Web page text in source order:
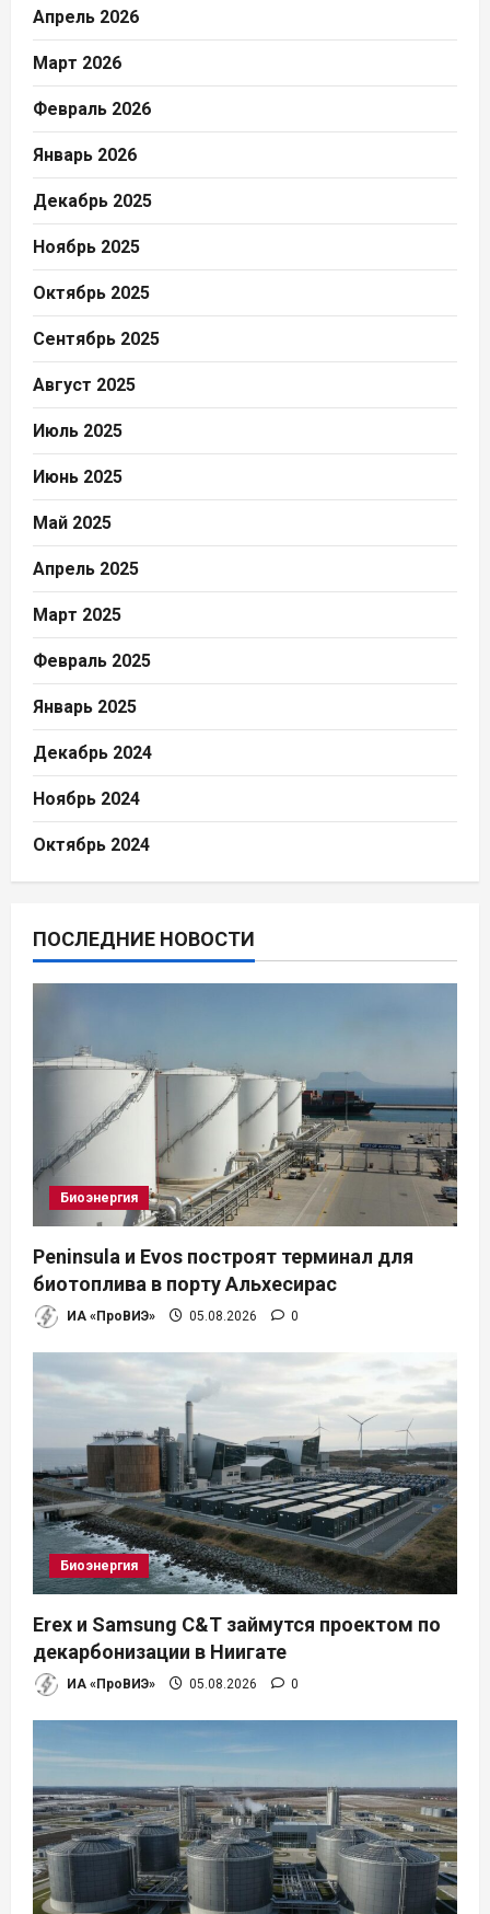
Апрель 2026
Март 2026
Февраль 2026
Январь 2026
Декабрь 2025
Ноябрь 2025
Октябрь 2025
Сентябрь 2025
Август 2025
Июль 2025
Июнь 2025
Май 2025
Апрель 2025
Март 2025
Февраль 2025
Январь 2025
Декабрь 2024
Ноябрь 2024
Октябрь 2024
ПОСЛЕДНИЕ НОВОСТИ
Биоэнергия
Peninsula и Evos построят терминал для
биотоплива в порту Альхесирас
ИА «ПроВИЭ» 05.08.2026 0
Биоэнергия
Erex и Samsung C&T займутся проектом по
декарбонизации в Ниигате
ИА «ПроВИЭ» 05.08.2026 0